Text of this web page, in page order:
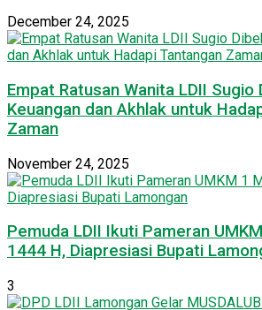
December 24, 2025
Empat Ratusan Wanita LDII Sugio
Keuangan dan Akhlak untuk
Zaman
November 24, 2025
Pemuda LDII Ikuti Pameran
1444 H, Diapresiasi Bupati
3